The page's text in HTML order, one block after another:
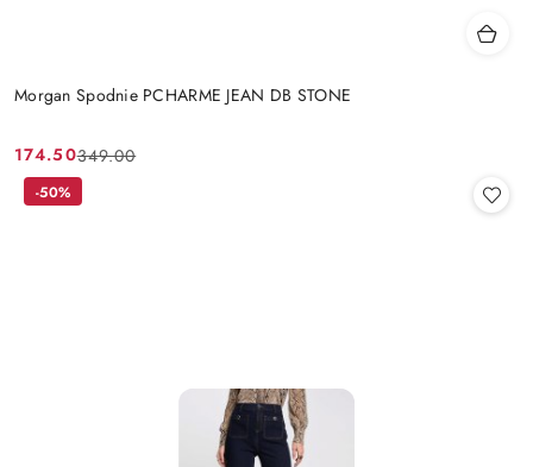
Morgan Spodnie PCHARME JEAN DB STONE
Cena
promocyjna:
174.50
Cena
przed
349.00
-50%